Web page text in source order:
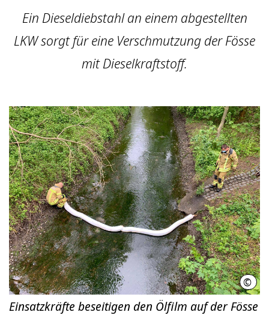
Ein Dieseldiebstahl an einem abgestellten
LKW sorgt für eine Verschmutzung der Fösse
mit Dieselkraftstoff.
©
Einsatzkräfte beseitigen den Ölfilm auf der Fösse